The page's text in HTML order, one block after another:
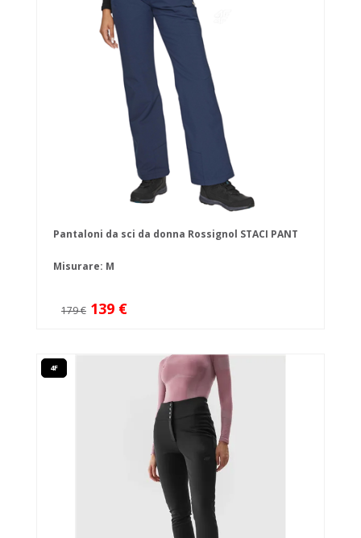
Pantaloni da sci da donna Rossignol STACI PANT
Misurare: M
179 € 139 €
4F